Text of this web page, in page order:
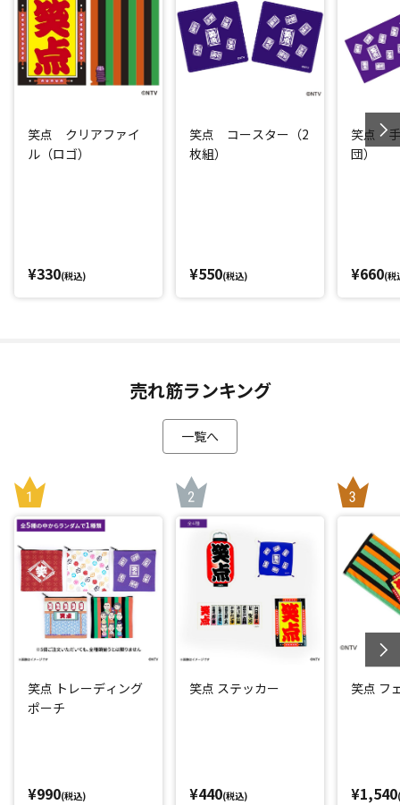
笑点 クリアファイ
ル（ロゴ）
¥330(税込)
笑点 コースター（2
枚組）
¥550(税込)
笑点 手
団）
¥660(税
売れ筋ランキング
一覧へ
笑点 トレーディング
ポーチ
¥990(税込)
笑点 ステッカー
¥440(税込)
笑点 フ
¥1,540